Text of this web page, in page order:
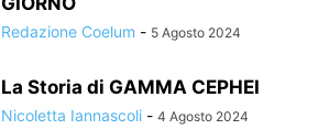
Redazione Coelum - 5 Agosto 2024
La Storia di GAMMA CEPHEI
Nicoletta Iannascoli - 4 Agosto 2024